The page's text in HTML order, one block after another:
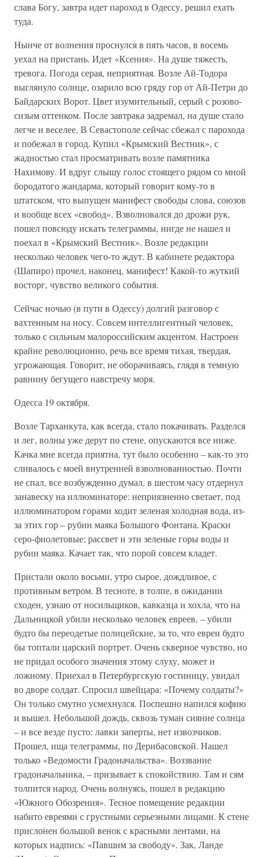
слава Богу, завтра идет пароход в Одессу, решил ехать
туда.
Нынче от волнения проснулся в пять часов, в восемь
уехал на пристань. Идет «Ксения». На душе тяжесть,
тревога. Погода серая, неприятная. Возле Ай-Тодора
выглянуло солнце, озарило всю гряду гор от Ай-Петри до
Байдарских Ворот. Цвет изумительный, серый с розово-
сизым оттенком. После завтрака задремал, на душе стало
легче и веселее. В Севастополе сейчас сбежал с парохода
и побежал в город. Купил «Крымский Вестник», с
жадностью стал просматривать возле памятника
Нахимову. И вдруг слышу голос стоящего рядом со мной
бородатого жандарма, который говорит кому-то в
штатском, что выпущен манифест свободы слова, союзов
и вообще всех «свобод». Взволновался до дрожи рук,
пошел повсюду искать телеграммы, нигде не нашел и
поехал в «Крымский Вестник». Возле редакции
несколько человек чего-то ждут. В кабинете редактора
(Шапиро) прочел, наконец, манифест! Какой-то жуткий
восторг, чувство великого события.
Сейчас ночью (в пути в Одессу) долгий разговор с
вахтенным на носу. Совсем интеллигентный человек,
только с сильным малороссийским акцентом. Настроен
крайне революционно, речь все время тихая, твердая,
угрожающая. Говорит, не оборачиваясь, глядя в темную
равнину бегущего навстречу моря.
Одесса 19 октября.
Возле Тарханкута, как всегда, стало покачивать. Разделся
и лег, волны уже дерут по стене, опускаются все ниже.
Качка мне всегда приятна, тут было особенно – как-то это
сливалось с моей внутренней взволнованностью. Почти
не спал, все возбужденно думал, в шестом часу отдернул
занавеску на иллюминаторе: неприязненно светает, под
иллюминатором горами ходит зеленая холодная вода, из-
за этих гор – рубин маяка Большого Фонтана. Краски
серо-фиолетовые; рассвет и эти зеленые горы воды и
рубин маяка. Качает так, что порой совсем кладет.
Пристали около восьми, утро сырое, дождливое, с
противным ветром. В тесноте, в толпе, в ожидании
сходен, узнаю от носильщиков, кавказца и хохла, что на
Дальницкой убили несколько человек евреев, – убили
будто бы переодетые полицейские, за то, что евреи будто
бы топтали царский портрет. Очень скверное чувство, но
не придал особого значения этому слуху, может и
ложному. Приехал в Петербургскую гостиницу, увидал
во дворе солдат. Спросил швейцара: «Почему солдаты?»
Он только смутно усмехнулся. Поспешно напился кофию
и вышел. Небольшой дождь, сквозь туман сияние солнца
– и все везде пусто: лавки заперты, нет извозчиков.
Прошел, ища телеграммы, по Дерибасовской. Нашел
только «Ведомости Градоначальства». Воззвание
градоначальника, – призывает к спокойствию. Там и сям
толпится народ. Очень волнуясь, пошел в редакцию
«Южного Обозрения». Тесное помещение редакции
набито евреями с грустными серьезными лицами. К стене
прислонен большой венок с красными лентами, на
которых надпись: «Павшим за свободу». Зак, Ланде